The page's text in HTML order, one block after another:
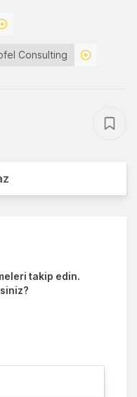
Consulting
takip edin.